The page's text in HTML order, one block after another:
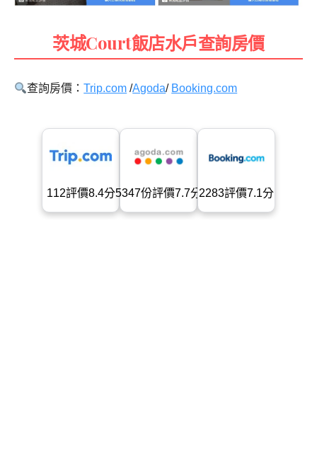
茨城Court飯店水戶查詢房價
查詢房價：Trip.com /Agoda/ Booking.com
112評價8.4分5347份評價7.7分2283評價7.1分